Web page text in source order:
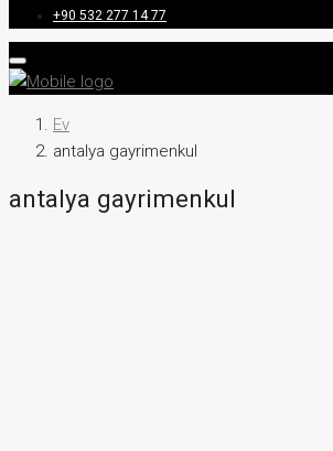
+90 532 277 14 77
Ev
antalya gayrimenkul
antalya gayrimenkul